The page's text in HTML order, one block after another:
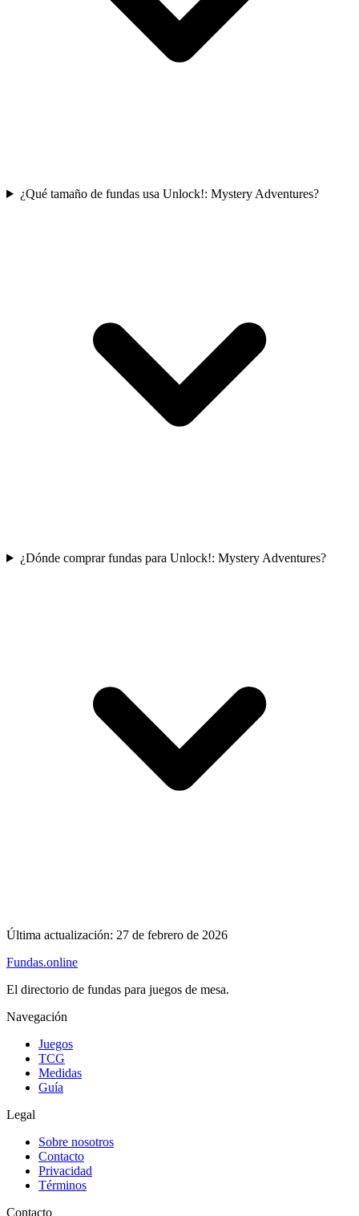
¿Qué tamaño de fundas usa Unlock!: Mystery Adventures?
¿Dónde comprar fundas para Unlock!: Mystery Adventures?
Última actualización: 27 de febrero de 2026
Fundas.online
El directorio de fundas para juegos de mesa.
Navegación
Juegos
TCG
Medidas
Guía
Legal
Sobre nosotros
Contacto
Privacidad
Términos
Contacto